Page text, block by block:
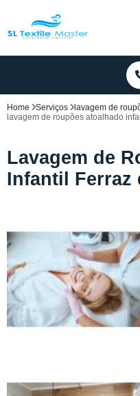
Home Serviços lavagem de
lavagem de roupões atoalhado
Lavagem de
Infantil Ferraz